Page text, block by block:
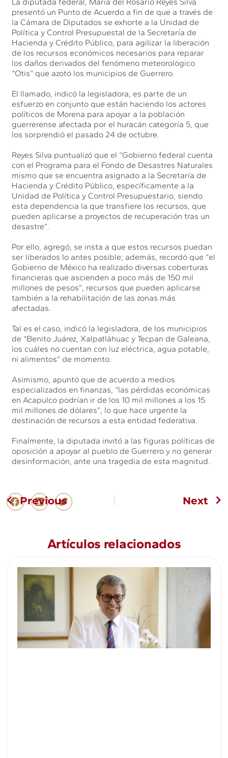
presentó un Punto de Acuerdo a fin de que a través de
la Cámara de Diputados se exhorte a la Unidad de
Política y Control Presupuestal de la Secretaría de
Hacienda y Crédito Público, para agilizar la liberación
de los recursos económicos necesarios para reparar
los daños derivados del fenómeno meteorológico
“Otis” que azotó los municipios de Guerrero.
El llamado, indicó la legisladora, es parte de un
esfuerzo en conjunto que están haciendo los actores
políticos de Morena para apoyar a la población
guerrerense afectada por el huracán categoría 5, que
los sorprendió el pasado 24 de octubre.
Reyes Silva puntualizó que el “Gobierno federal cuenta
con el Programa para el Fondo de Desastres Naturales
mismo que se encuentra asignado a la Secretaría de
Hacienda y Crédito Público, específicamente a la
Unidad de Política y Control Presupuestario, siendo
esta dependencia la que transfiere los recursos, que
pueden aplicarse a proyectos de recuperación tras un
desastre”.
Por ello, agregó, se insta a que estos recursos puedan
ser liberados lo antes posible; además, recordó que “el
Gobierno de México ha realizado diversas coberturas
financieras que ascienden a poco más de 150 mil
millones de pesos”, recursos que pueden aplicarse
también a la rehabilitación de las zonas más
afectadas.
Tal es el caso, indicó la legisladora, de los municipios
de “Benito Juárez, Xalpatláhuac y Tecpan de Galeana,
los cuáles no cuentan con luz eléctrica, agua potable,
ni alimentos” de momento.
Asimismo, apuntó que de acuerdo a medios
especializados en finanzas, “las pérdidas económicas
en Acapulco podrían ir de los 10 mil millones a los 15
mil millones de dólares”, lo que hace urgente la
destinación de recursos a esta entidad federativa.
Finalmente, la diputada invitó a las figuras políticas de
oposición a apoyar al pueblo de Guerrero y no generar
desinformación, ante una tragedia de esta magnitud.
Previous Next
Artículos relacionados